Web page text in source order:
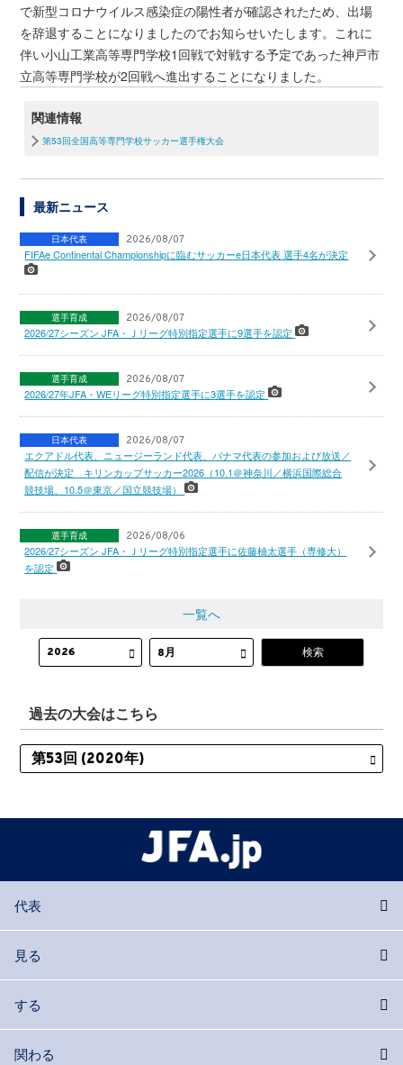
で新型コロナウイルス感染症の陽性者が確認されたため、出場
を辞退することになりましたのでお知らせいたします。これに
伴い小山工業高等専門学校1回戦で対戦する予定であった神戸市
立高等専門学校が2回戦へ進出することになりました。
関連情報
第53回全国高等専門学校サッカー選手権大会
最新ニュース
日本代表 2026/08/07
FIFAe Continental Championshipに臨むサッカーe日本代表 選手4名が決定
選手育成 2026/08/07
2026/27シーズン JFA・Ｊリーグ特別指定選手に9選手を認定
選手育成 2026/08/07
2026/27年JFA・WEリーグ特別指定選手に3選手を認定
日本代表 2026/08/07
エクアドル代表、ニュージーランド代表、パナマ代表の参加および放送／
配信が決定 キリンカップサッカー2026（10.1＠神奈川／横浜国際総合
競技場、10.5＠東京／国立競技場）
選手育成 2026/08/06
2026/27シーズン JFA・Ｊリーグ特別指定選手に佐藤柚太選手（専修大）
を認定
一覧へ
過去の大会はこちら
代表
見る
する
関わる